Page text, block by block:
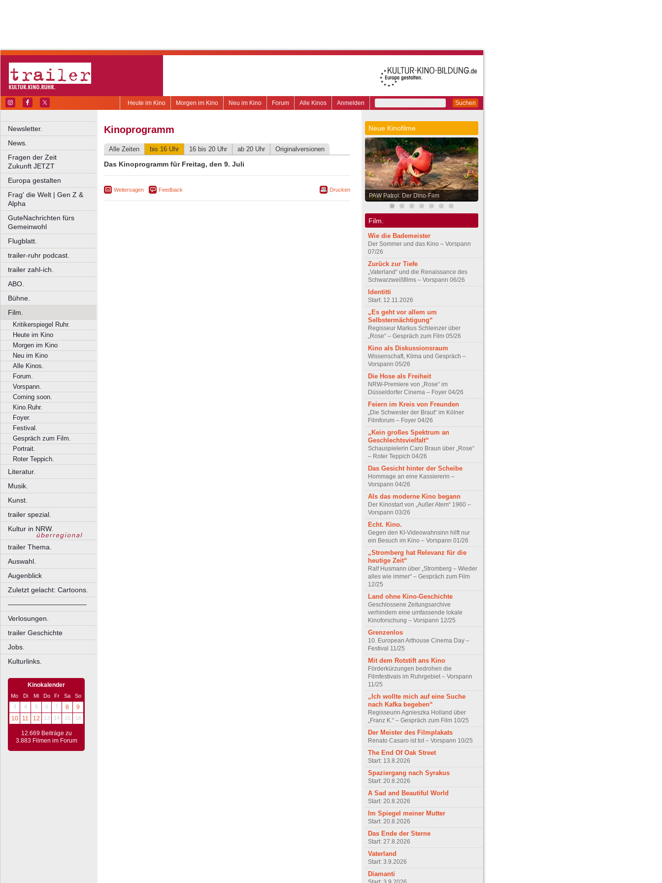
Suchen
Anmelden
Alle Kinos
Forum
Neu im Kino
Morgen im Kino
Heute im Kino
Newsletter.
News.
Fragen der Zeit
Zukunft JETZT
Europa gestalten
Frag' die Welt | Gen Z &
Alpha
GuteNachrichten fürs
Gemeinwohl
Flugblatt.
trailer-ruhr podcast.
trailer zahl-ich.
ABO.
Bühne.
Film.
Kritikerspiegel Ruhr.
Heute im Kino
Morgen im Kino
Neu im Kino
Alle Kinos.
Forum.
Vorspann.
Coming soon.
Kino.Ruhr.
Foyer.
Festival.
Gespräch zum Film.
Portrait.
Roter Teppich.
Literatur.
Musik.
Kunst.
trailer spezial.
Kultur in NRW.
trailer Thema.
Auswahl.
Augenblick
Zuletzt gelacht: Cartoons.
––––––––––––––––––––
Verlosungen.
trailer Geschichte
Jobs.
Kulturlinks.
Kinokalender
Mo Di Mi Do Fr Sa
So
3
4 5 6 7 8
9
10
11 12 13 14 15 16
12.669 Beiträge zu
3.883 Filmen im Forum
Kinoprogramm
Alle Zeiten bis 16 Uhr 16 bis 20 Uhr ab 20 Uhr Originalversionen
Das Kinoprogramm für Freitag, den 9. Juli
Weitersagen Feedback Drucken
Neue Kinofilme
PAW Patrol: Der Dino-Film
Film.
Wie die Bademeister
Der Sommer und das Kino – Vorspann
07/26
Zurück zur Tiefe
„Vaterland“ und die Renaissance des
Schwarzweißfilms – Vorspann 06/26
Identitti
Start: 12.11.2026
„Es geht vor allem um
Selbstermächtigung“
Regisseur Markus Schleinzer über
„Rose“ – Gespräch zum Film 05/26
Kino als Diskussionsraum
Wissenschaft, Klima und Gespräch –
Vorspann 05/26
Die Hose als Freiheit
NRW-Premiere von „Rose“ im
Düsseldorfer Cinema – Foyer 04/26
Feiern im Kreis von Freunden
„Die Schwester der Braut“ im Kölner
Filmforum – Foyer 04/26
„Kein großes Spektrum an
Geschlechtsvielfalt“
Schauspielerin Caro Braun über „Rose“
– Roter Teppich 04/26
Das Gesicht hinter der Scheibe
Hommage an eine Kassiererin –
Vorspann 04/26
Als das moderne Kino begann
Der Kinostart von „Außer Atem“ 1960 –
Vorspann 03/26
Echt. Kino.
Gegen den KI-Videowahnsinn hilft nur
ein Besuch im Kino – Vorspann 01/26
„Stromberg hat Relevanz für die
heutige Zeit“
Ralf Husmann über „Stromberg – Wieder
alles wie immer“ – Gespräch zum Film
12/25
Land ohne Kino-Geschichte
Geschlossene Zeitungsarchive
verhindern eine umfassende lokale
Kinoforschung – Vorspann 12/25
Grenzenlos
10. European Arthouse Cinema Day –
Festival 11/25
Mit dem Rotstift ans Kino
Förderkürzungen bedrohen die
Filmfestivals im Ruhrgebiet – Vorspann
11/25
„Ich wollte mich auf eine Suche
nach Kafka begeben“
Regisseurin Agnieszka Holland über
„Franz K.“ – Gespräch zum Film 10/25
Der Meister des Filmplakats
Renato Casaro ist tot – Vorspann 10/25
The End Of Oak Street
Start: 13.8.2026
Spaziergang nach Syrakus
Start: 20.8.2026
A Sad and Beautiful World
Start: 20.8.2026
Im Spiegel meiner Mutter
Start: 20.8.2026
Das Ende der Sterne
Start: 27.8.2026
Vaterland
Start: 3.9.2026
Diamanti